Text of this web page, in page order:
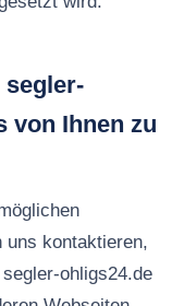
segler-
von Ihnen zu
uns kontaktieren,
ohligs24.de